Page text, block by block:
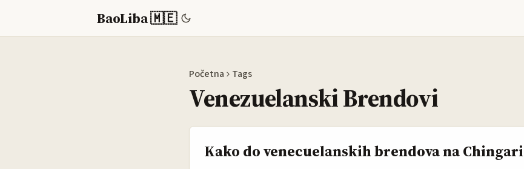
BaoLiba 🇲🇪
Početna Tags
Venezuelanski Brendovi
Kako do venecuelanskih brendova na Chingari